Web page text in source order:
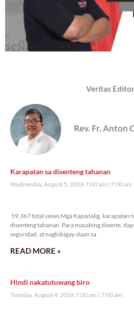
Veritas
Rev. Fr. Anton
Karapatan sa disenteng tahanan
Wednesday, August 5, 2026 7:00 am 7:00 am
59,367 total views Mga Kapanalig, karapatan
disenteng tahanan. Para masabing disente,
seguridad, at nagbibigay-daan sa
READ MORE »
Hindi nakatutuwang biro
Tuesday, August 4, 2026 7:00 am 7:00 am